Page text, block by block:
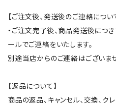
【ご注文後、発送後のご連絡につい
・ご注文完了後、商品発送後につ
ールでご連絡をいたします。
別途当店からのご連絡はございま
【返品について】
商品の返品、キャンセル、交換、ク